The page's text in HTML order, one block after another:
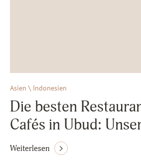
Asien \ Indonesien
Die besten
Cafés in Ubud:
Weiterlesen